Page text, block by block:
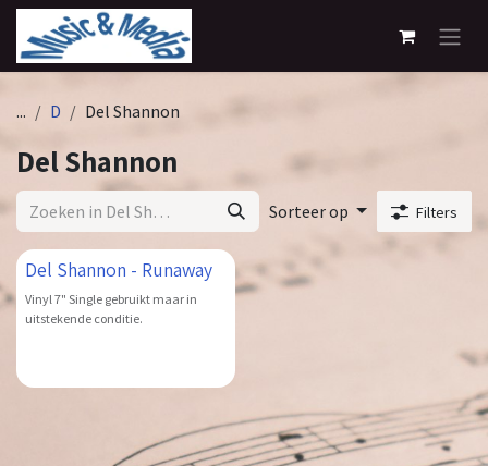
Overslaan naar inhoud
... D Del Shannon
Del Shannon
Sorteer op Filters
Del Shannon - Runaway
Vinyl 7" Single gebruikt maar in
uitstekende conditie.